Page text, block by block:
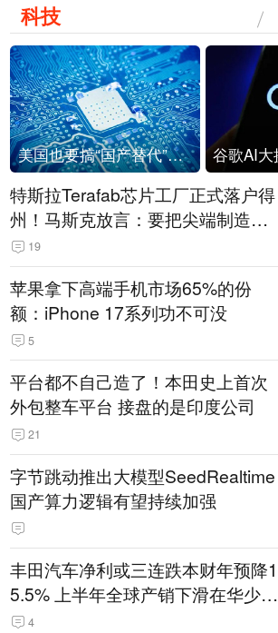
科技
美国也要搞“国产替代”？先算清三笔账
特斯拉Terafab芯片工厂正式落户得
州！马斯克放言：要把尖端制造带
回美国
19
苹果拿下高端手机市场65%的份
额：iPhone 17系列功不可没
5
平台都不自己造了！本田史上首次
外包整车平台 接盘的是印度公司
21
字节跳动推出大模型SeedRealtime
国产算力逻辑有望持续加强
丰田汽车净利或三连跌本财年预降1
5.5% 上半年全球产销下滑在华少卖
14.3万辆
4